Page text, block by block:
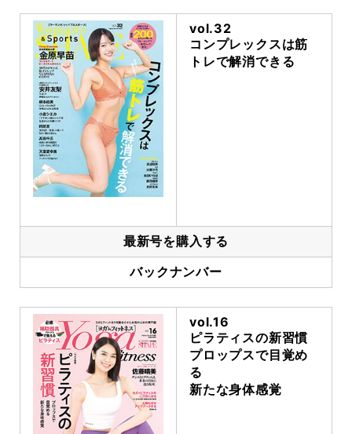
vol.32
コンプレックスは筋
トレで解消できる
最新号を購入する
バックナンバー
vol.16
ピラティスの新習慣
プロップスで目覚め
る
新たな身体感覚